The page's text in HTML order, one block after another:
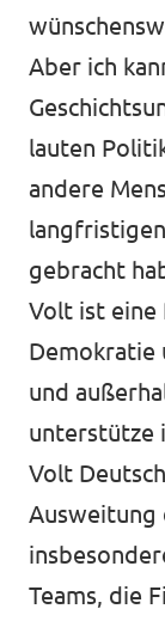
Aber ich
lauten
andere
gebracht
Volt ist eine
Demokratie
und
unterstütze
Volt
Ausweitung
Teams, die